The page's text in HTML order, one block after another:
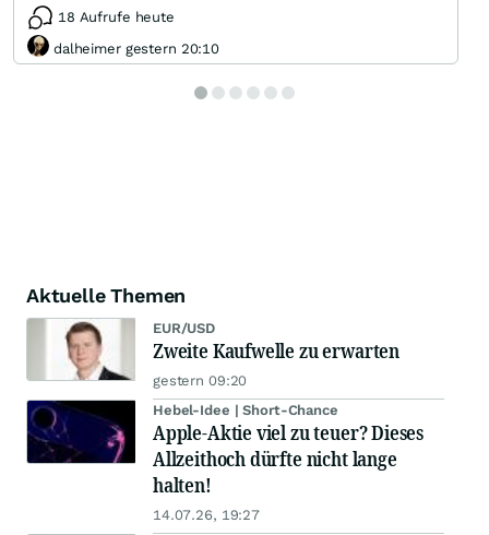
18 Aufrufe heute
dalheimer gestern 20:10
Aktuelle Themen
EUR/USD
Zweite Kaufwelle zu erwarten
gestern 09:20
Hebel-Idee | Short-Chance
Apple-Aktie viel zu teuer? Dieses
Allzeithoch dürfte nicht lange
halten!
14.07.26, 19:27